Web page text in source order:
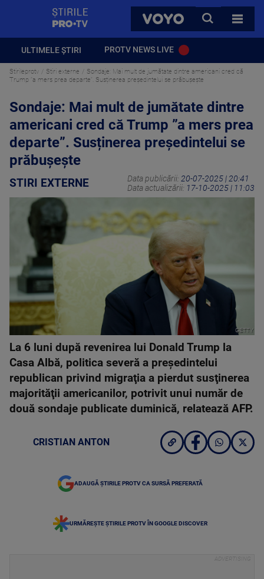
VOYO
CAUTA
TOATE
ULTIMELE ȘTIRI PROTV NEWS LIVE
Stirileprotv Stiri externe
Sondaje: Mai mult de jumătate dintre americani cred că
Trump ”a mers prea departe”. Susținerea președintelui se prăbușește
Sondaje: Mai mult de jumătate dintre
americani cred că Trump ”a mers prea
departe”. Susținerea președintelui se
prăbușește
STIRI EXTERNE Data publicării: 20-07-2025 | 20:41
Data actualizării: 17-10-2025 | 11:03
GETTY
La 6 luni după revenirea lui Donald Trump la
Casa Albă, politica severă a preşedintelui
republican privind migraţia a pierdut susţinerea
majorităţii americanilor, potrivit unui număr de
două sondaje publicate duminică, relatează AFP.
CRISTIAN ANTON
ADAUGĂ ȘTIRILE PROTV CA SURSĂ PREFERATĂ
URMĂREȘTE ȘTIRILE PROTV ÎN GOOGLE DISCOVER